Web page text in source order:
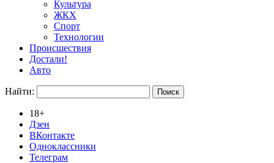
Культура
ЖКХ
Спорт
Технологии
Происшествия
Достали!
Авто
Найти:
18+
Дзен
ВКонтакте
Одноклассники
Телеграм